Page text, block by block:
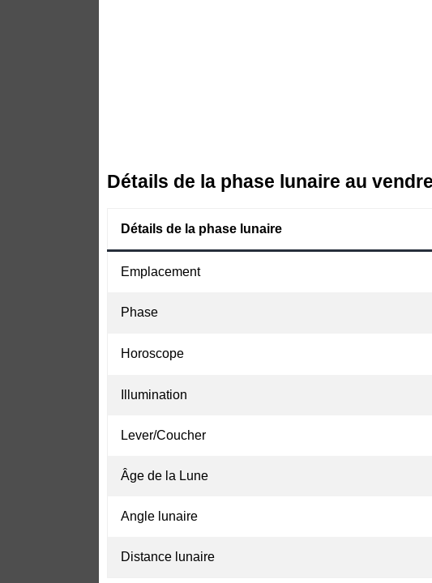
Détails de la phase lunaire au
Détails de la phase lunaire
Emplacement
Phase
Horoscope
Illumination
Lever/Coucher
Âge de la Lune
Angle lunaire
Distance lunaire